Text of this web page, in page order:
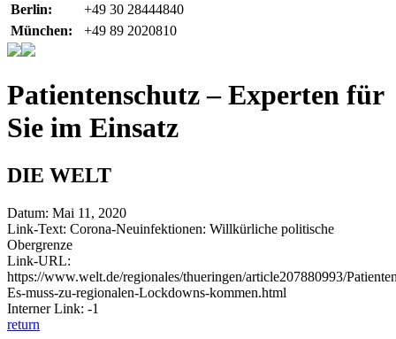
Berlin:
+49 30 28444840
München:
+49 89 2020810
Patientenschutz – Experten für
Sie im Einsatz
DIE WELT
Datum: Mai 11, 2020
Link-Text: Corona-Neuinfektionen: Willkürliche politische
Obergrenze
Link-URL:
https://www.welt.de/regionales/thueringen/article207880993/
Es-muss-zu-regionalen-Lockdowns-kommen.html
Interner Link: -1
return